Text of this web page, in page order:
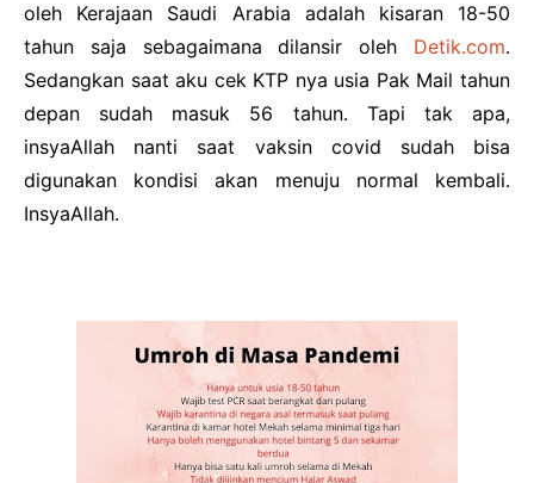
oleh Kerajaan Saudi Arabia adalah kisaran 18-50
tahun saja sebagaimana dilansir oleh Detik.com.
Sedangkan saat aku cek KTP nya usia Pak Mail tahun
depan sudah masuk 56 tahun. Tapi tak apa,
insyaAllah nanti saat vaksin covid sudah bisa
digunakan kondisi akan menuju normal kembali.
InsyaAllah.